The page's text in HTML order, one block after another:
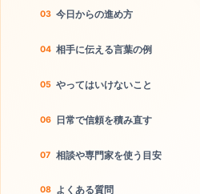
今日からの進め方
相手に伝える言葉の例
やってはいけないこと
日常で信頼を積み直す
相談や専門家を使う目安
よくある質問